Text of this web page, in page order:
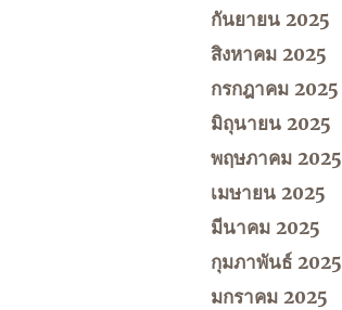
กันยายน 2025
สิงหาคม 2025
กรกฎาคม 2025
มิถุนายน 2025
พฤษภาคม 2025
เมษายน 2025
มีนาคม 2025
กุมภาพันธ์ 2025
มกราคม 2025